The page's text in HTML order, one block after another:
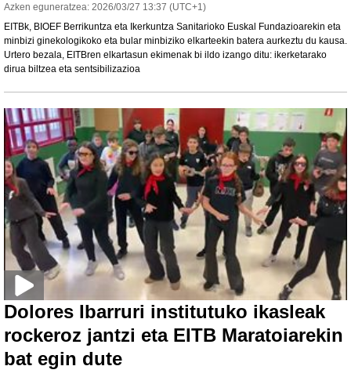
Azken eguneratzea: 2026/03/27 13:37 (UTC+1)
EITBk, BIOEF Berrikuntza eta Ikerkuntza Sanitarioko Euskal Fundazioarekin eta
minbizi ginekologikoko eta bular minbiziko elkarteekin batera aurkeztu du kausa.
Urtero bezala, EITBren elkartasun ekimenak bi ildo izango ditu: ikerketarako
dirua biltzea eta sentsibilizazioa
Dolores Ibarruri institutuko ikasleak
rockeroz jantzi eta EITB Maratoiarekin
bat egin dute